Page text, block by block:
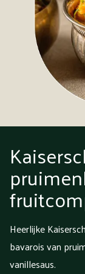
Heerlijke
bavarois van
vanillesaus.